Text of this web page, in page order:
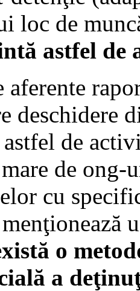
loc de
astfel de
deschidere
de
de
cu
o
a